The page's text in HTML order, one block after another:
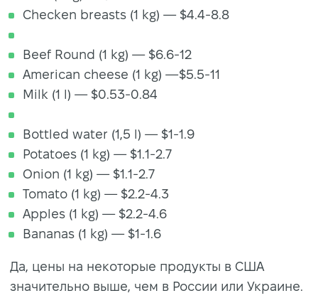
Checken breasts (1 kg) — $4.4-8.8
Beef Round (1 kg) — $6.6-12
American cheese (1 kg) —$5.5-11
Milk (1 l) — $0.53-0.84
Bottled water (1,5 l) — $1-1.9
Potatoes (1 kg) — $1.1-2.7
Onion (1 kg) — $1.1-2.7
Tomato (1 kg) — $2.2-4.3
Apples (1 kg) — $2.2-4.6
Bananas (1 kg) — $1-1.6
Да, цены на некоторые продукты в США
значительно выше, чем в России или Украине.